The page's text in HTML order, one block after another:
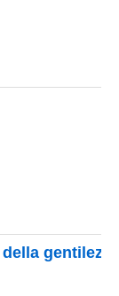
gentilezza